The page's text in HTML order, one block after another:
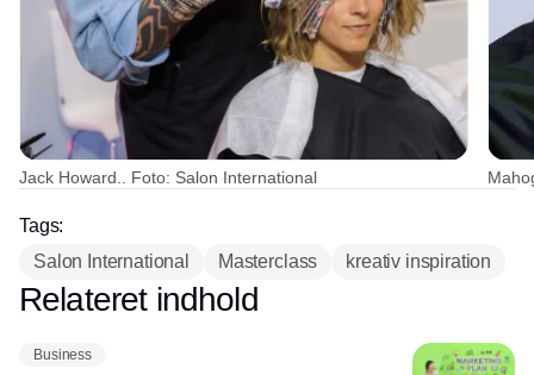
Jack Howard.. Foto: Salon International
Tags:
Salon International
Masterclass kreativ inspiration
Annonce
Relateret indhold
Business